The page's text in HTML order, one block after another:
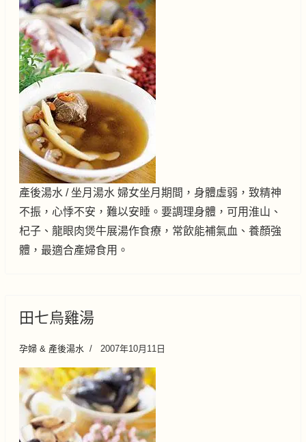
產後湯水 / 坐月湯水 婦女坐月期間，身體虛弱，致精神
不振，心悸不安，難以安睡。要調理身體，可用淮山、
杞子、龍眼肉煲牛展湯作食療，常飲能補氣血、養顏強
體，最適合產婦食用。
田七烏雞湯
孕婦 & 產後湯水 2007年10月11日